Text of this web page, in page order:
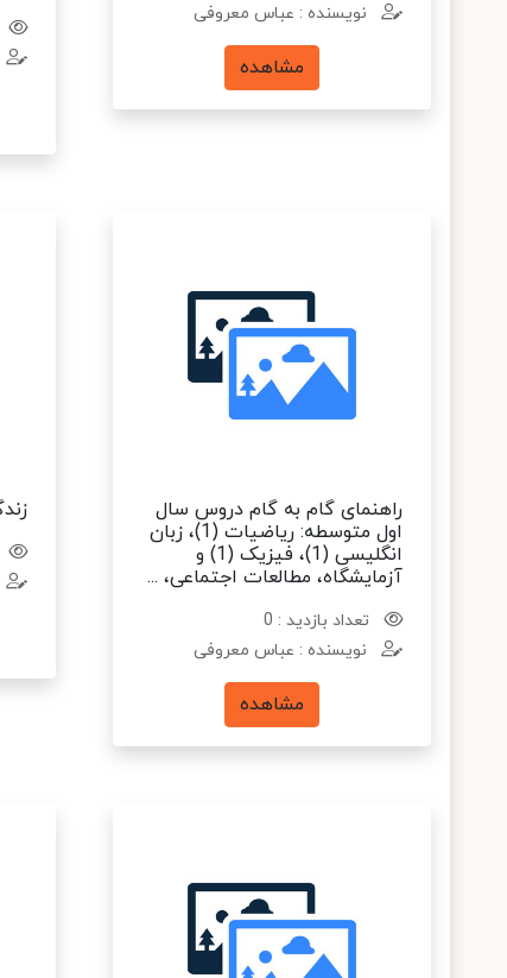
نویسنده : عباس معروفی
مشاهده
راهنمای گام به گام دروس سال
اول متوسطه: ریاضیات (1)، زبان
انگلیسی (1)، فیزیک (1) و
آزمایشگاه، مطالعات اجتماعی، ...
تعداد بازدید : 0
نویسنده : عباس معروفی
مشاهده